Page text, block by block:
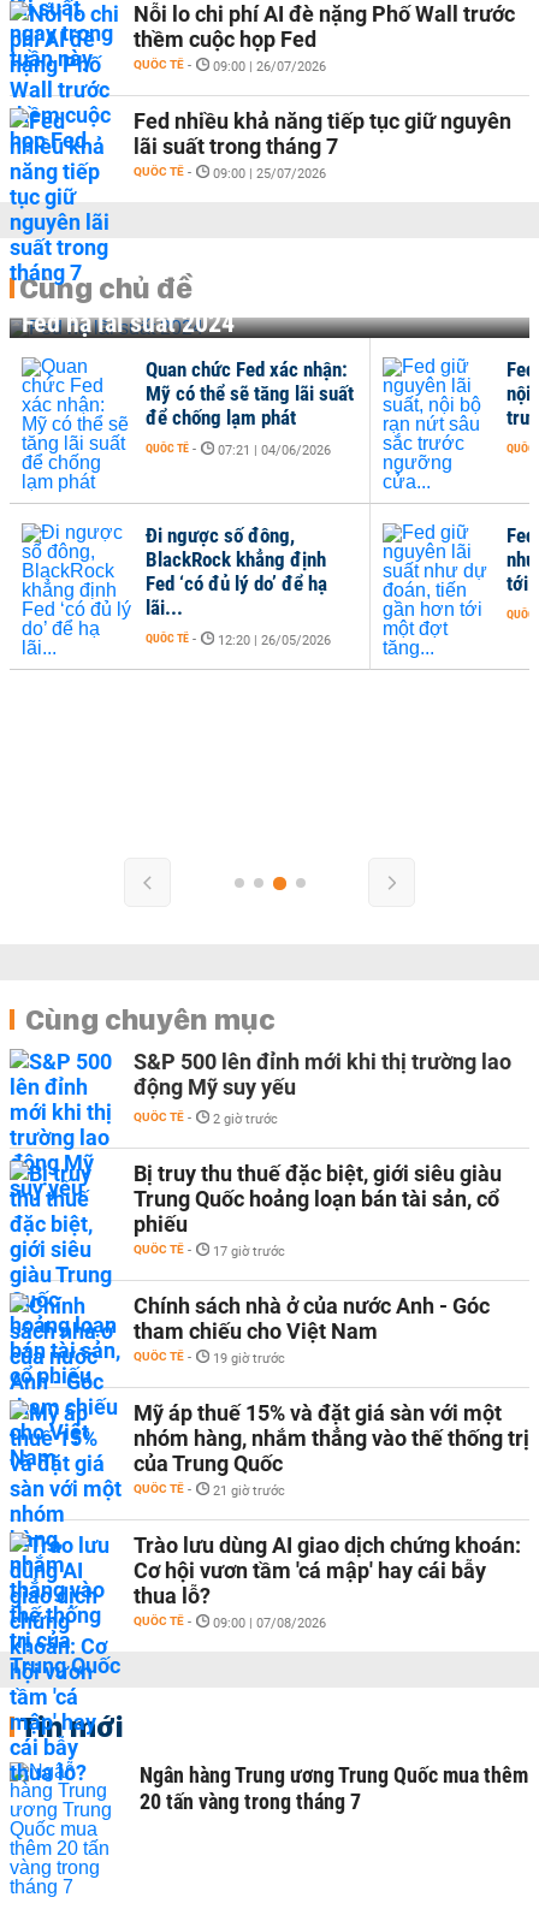
Nỗi lo chi phí AI đè nặng Phố Wall trước
thềm cuộc họp Fed
QUỐC TẾ - 09:00 | 26/07/2026
Fed nhiều khả năng tiếp tục giữ nguyên
lãi suất trong tháng 7
QUỐC TẾ - 09:00 | 25/07/2026
Cùng chủ đề
Fed hạ lãi suất 2024
tới
QUỐC
Quan chức Fed xác nhận:
Mỹ có thể sẽ tăng lãi suất
để chống lạm phát
QUỐC TẾ - 07:21 | 04/06/2026
Đi ngược số đông,
BlackRock khẳng định
Fed ‘có đủ lý do’ để hạ
lãi...
QUỐC TẾ - 12:20 | 26/05/2026
nội
QUỐC
Cùng chuyên mục
S&P 500 lên đỉnh mới khi thị trường lao
động Mỹ suy yếu
QUỐC TẾ - 2 giờ trước
Bị truy thu thuế đặc biệt, giới siêu giàu
Trung Quốc hoảng loạn bán tài sản, cổ
phiếu
QUỐC TẾ - 17 giờ trước
Chính sách nhà ở của nước Anh - Góc
tham chiếu cho Việt Nam
QUỐC TẾ - 19 giờ trước
Mỹ áp thuế 15% và đặt giá sàn với một
nhóm hàng, nhắm thẳng vào thế thống trị
của Trung Quốc
QUỐC TẾ - 21 giờ trước
Trào lưu dùng AI giao dịch chứng khoán:
Cơ hội vươn tầm 'cá mập' hay cái bẫy
thua lỗ?
QUỐC TẾ - 09:00 | 07/08/2026
Tin mới
Ngân hàng Trung ương Trung Quốc mua thêm
20 tấn vàng trong tháng 7